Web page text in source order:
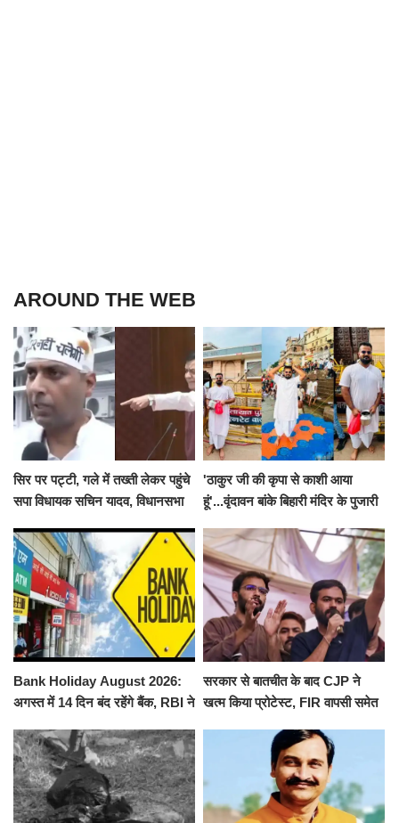
AROUND THE WEB
सिर पर पट्टी, गले में तख्ती लेकर पहुंचे
सपा विधायक सचिन यादव, विधानसभा
निलंबित
'ठाकुर जी की कृपा से काशी आया
हूं'...वृंदावन बांके बिहारी मंदिर के पुजारी
जलाभिषेक
Bank Holiday August 2026:
अगस्त में 14 दिन बंद रहेंगे बैंक, RBI ने
सरकार से बातचीत के बाद CJP ने
खत्म किया प्रोटेस्ट, FIR वापसी समेत